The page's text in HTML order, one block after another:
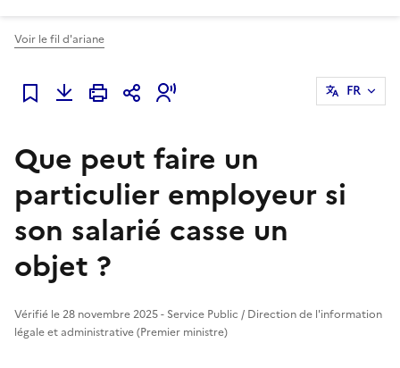
Voir le fil d'ariane
Ajouter à mes favoris
FR
Que peut faire un
particulier employeur si
son salarié casse un
objet ?
Vérifié le 28 novembre 2025 - Service Public / Direction de l'information
légale et administrative (Premier ministre)